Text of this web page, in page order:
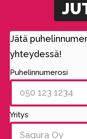
Jätä
yhteydessä!
Puhelinnumerosi
Yritys